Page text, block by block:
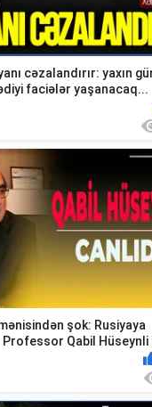
cəzalandırır: yaxın
faciələr yaşanacaq...
şok: Rusiyaya
Qabil Hüseynli